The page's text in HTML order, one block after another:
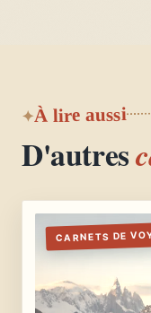
À lire aussi
D'autres
CARNETS DE